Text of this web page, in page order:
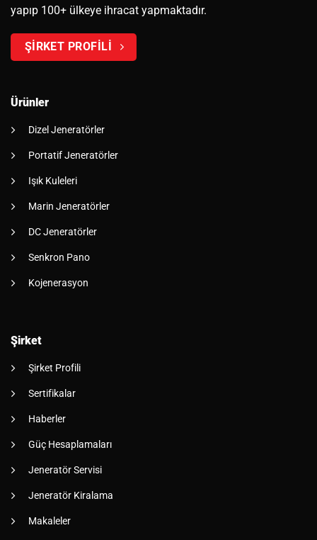
yapıp 100+ ülkeye ihracat yapmaktadır.
ŞİRKET PROFİLİ
Ürünler
Dizel Jeneratörler
Portatif Jeneratörler
Işık Kuleleri
Marin Jeneratörler
DC Jeneratörler
Senkron Pano
Kojenerasyon
Şirket
Şirket Profili
Sertifikalar
Haberler
Güç Hesaplamaları
Jeneratör Servisi
Jeneratör Kiralama
Makaleler